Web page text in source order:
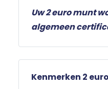
Uw 2 euro munt
algemeen
Kenmerken 2